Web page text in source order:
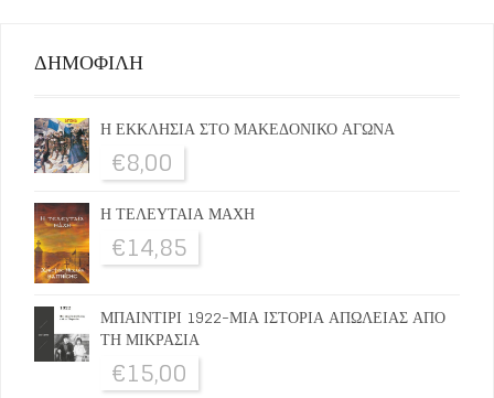
ΔΗΜΟΦΙΛΗ
Η ΕΚΚΛΗΣΙΑ ΣΤΟ ΜΑΚΕΔΟΝΙΚΟ ΑΓΩΝΑ
€8,00
Η ΤΕΛΕΥΤΑΙΑ ΜΑΧΗ
€14,85
ΜΠΑΙΝΤΙΡΙ 1922-ΜΙΑ ΙΣΤΟΡΙΑ ΑΠΩΛΕΙΑΣ ΑΠΟ
ΤΗ ΜΙΚΡΑΣΙΑ
€15,00